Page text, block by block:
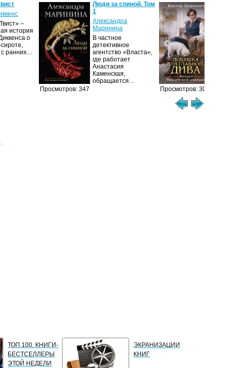
–
история
о
с ранних…
Просмотров: 347
Люди за спиной. Том
1
Александра
Маринина
В частное
детективное
агентство «Власта»,
где работает
Анастасия
Каменская,
обращается…
Просмотров: 307
ТОП 100. КНИГИ-
БЕСТСЕЛЛЕРЫ
ЭТОЙ НЕДЕЛИ
ЭКРАНИЗАЦИИ
КНИГ